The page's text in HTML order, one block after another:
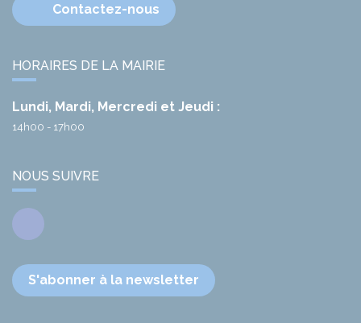
Contactez-nous
HORAIRES DE LA MAIRIE
Lundi, Mardi, Mercredi et Jeudi :
14h00 - 17h00
NOUS SUIVRE
Facebook
S'abonner à la newsletter